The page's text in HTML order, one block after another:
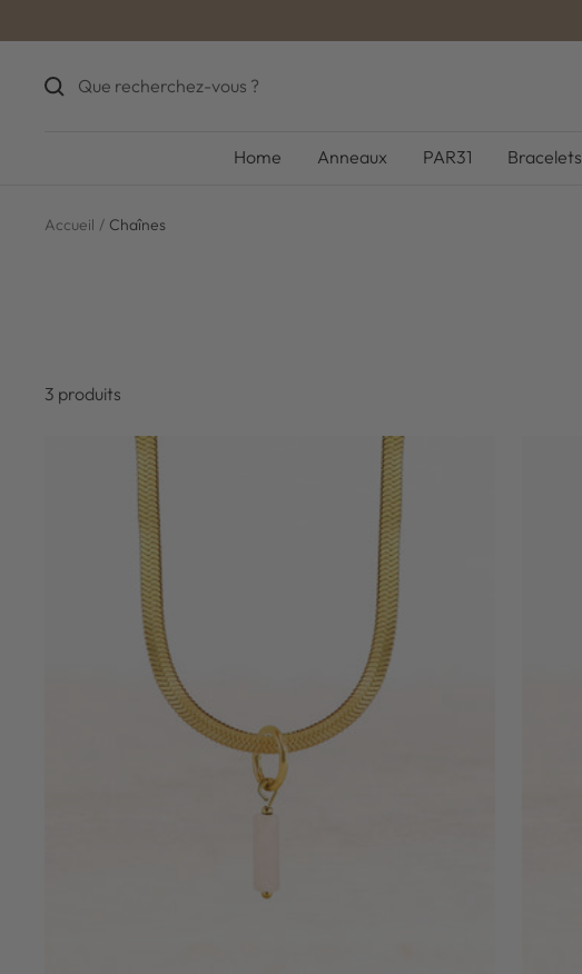
au
contenu
Home Anneaux PAR31 Bracelets
Accueil Chaînes
3 produits